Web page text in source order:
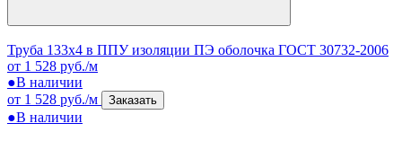
Труба 133х4 в ППУ изоляции ПЭ оболочка ГОСТ 30732-2006
от 1 528 руб./м
●В наличии
от 1 528 руб./м
Заказать
●В наличии